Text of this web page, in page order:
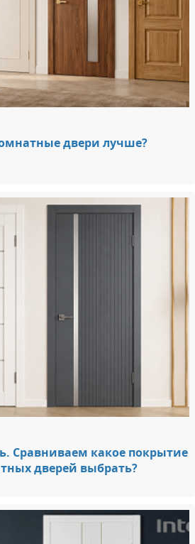
двери лучше?
Сравниваем какое покрытие
дверей выбрать?